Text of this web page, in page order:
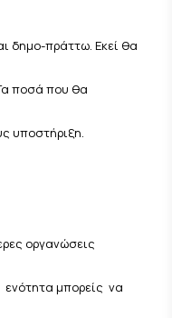
δημο-πράττω. Εκεί θα
ποσά που θα
υποστήριξη.
οργανώσεις
μπορείς να